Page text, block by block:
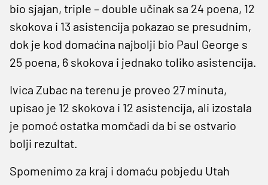
bio sjajan, triple – double učinak sa 24 poena, 12
skokova i 13 asistencija pokazao se presudnim,
dok je kod domaćina najbolji bio Paul George s
25 poena, 6 skokova i jednako toliko asistencija.
Ivica Zubac na terenu je proveo 27 minuta,
upisao je 12 skokova i 12 asistencija, ali izostala
je pomoć ostatka momčadi da bi se ostvario
bolji rezultat.
Spomenimo za kraj i domaću pobjedu Utah